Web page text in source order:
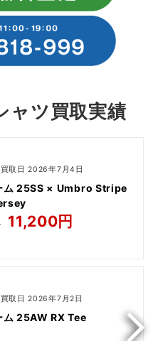
ャツ買取実績
買取日 2026年7月4日
ム 25SS × Umbro Stripe
11,200円
買取日 2026年7月2日
ム 25AW RX Tee